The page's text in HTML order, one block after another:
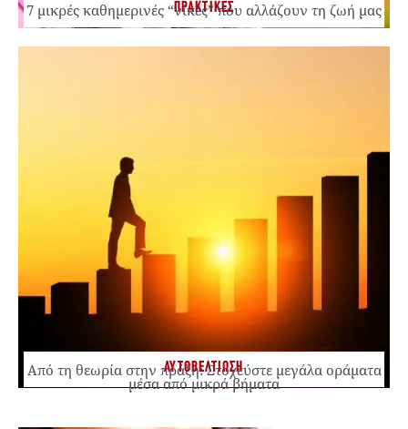
ΠΡΑΚΤΙΚΕΣ
7 μικρές καθημερινές “νίκες” που αλλάζουν τη ζωή μας
ΑΥΤΟΒΕΛΤΙΩΣΗ
Από τη θεωρία στην πράξη: Στοχεύστε μεγάλα οράματα
μέσα από μικρά βήματα